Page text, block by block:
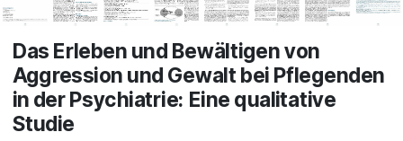
Das Erleben und Bewältigen von
Aggression und Gewalt bei Pflegenden
in der Psychiatrie: Eine qualitative
Studie